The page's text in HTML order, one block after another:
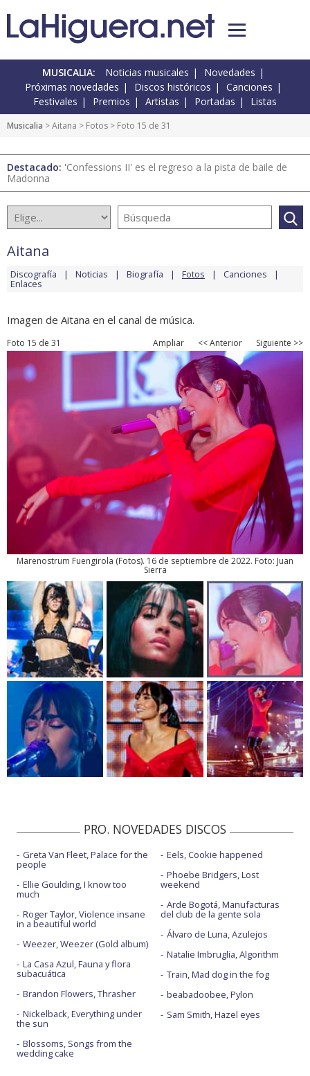
MUSICALIA: Noticias musicales
Novedades
Próximas novedades
Discos históricos
Canciones
Festivales
Premios Artistas Portadas Listas
Musicalia >Aitana > Fotos > Foto 15 de 31
Destacado: 'Confessions II' es el regreso a la pista de baile de
Madonna
Aitana
Discografía Noticias Biografía Fotos Canciones
Enlaces
Imagen de Aitana en el canal de música.
Foto 15 de 31 Ampliar << Anterior Siguiente >>
Marenostrum Fuengirola (Fotos). 16 de septiembre de 2022. Foto: Juan
Sierra
PRO. NOVEDADES DISCOS
Greta Van Fleet, Palace for the
people
Ellie Goulding, I know too
much
Roger Taylor, Violence insane
in a beautiful world
Weezer, Weezer (Gold album)
La Casa Azul, Fauna y flora
subacuática
Brandon Flowers, Thrasher
Nickelback, Everything under
the sun
Blossoms, Songs from the
wedding cake
Eels, Cookie happened
Phoebe Bridgers, Lost
weekend
Arde Bogotá, Manufacturas
del club de la gente sola
Álvaro de Luna, Azulejos
Natalie Imbruglia, Algorithm
Train, Mad dog in the fog
beabadoobee, Pylon
Sam Smith, Hazel eyes